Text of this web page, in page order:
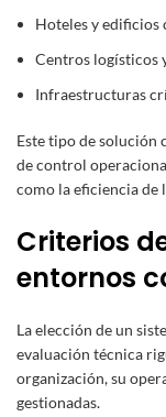
Hoteles y edificios
Centros logísticos
Infraestructuras
Este tipo de solución
de control
como la eficiencia de
Criterios
entornos
La elección de un
evaluación técnica
organización, su
gestionadas.